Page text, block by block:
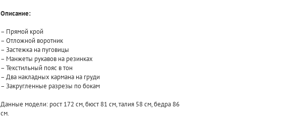
Описание:
– Прямой крой
– Отложной воротник
– Застежка на пуговицы
– Манжеты рукавов на резинках
– Текстильный пояс в тон
– Два накладных кармана на груди
– Закругленные разрезы по бокам
Данные модели: рост 172 см, бюст 81 см, талия 58 см, бедра 86
см.